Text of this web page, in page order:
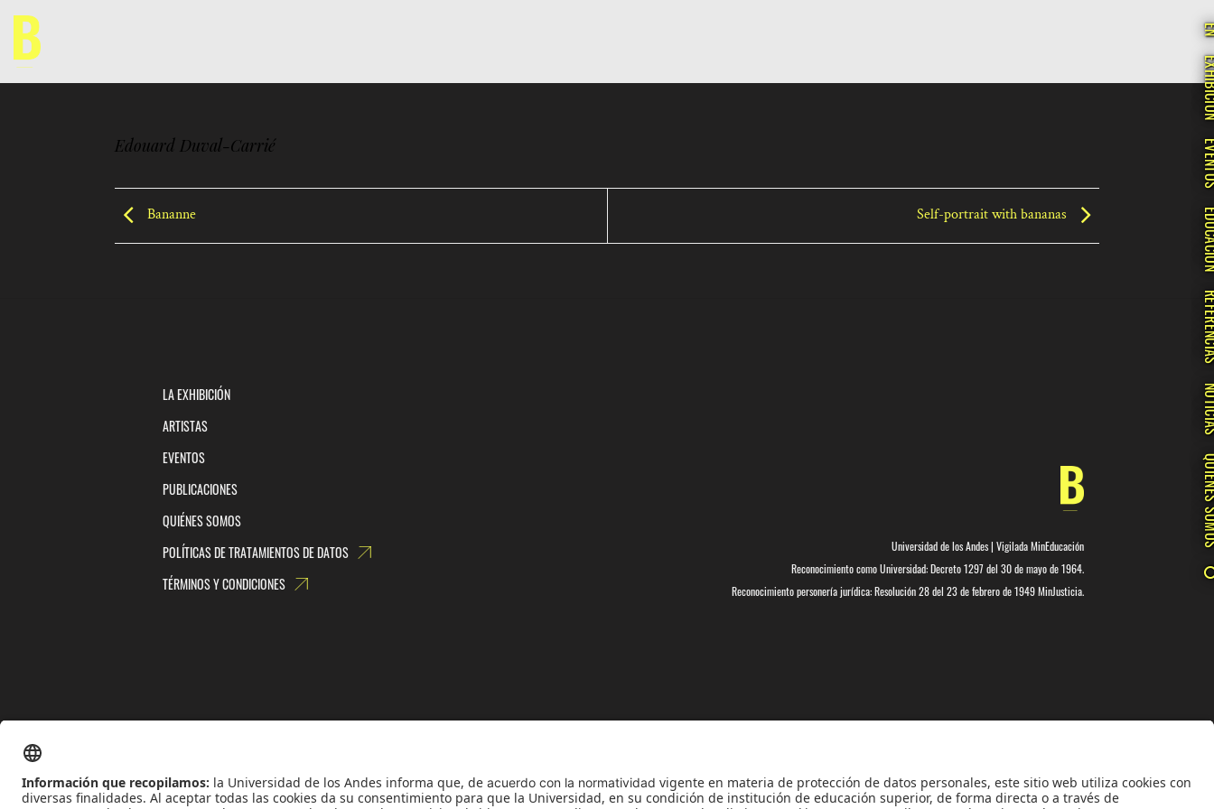
contenido
Edouard Duval-Carrié
Bananne Self-portrait with bananas
LA EXHIBICIÓN
ARTISTAS
EVENTOS
PUBLICACIONES
QUIÉNES SOMOS
POLÍTICAS DE TRATAMIENTOS DE DATOS
TÉRMINOS Y CONDICIONES
Universidad de los Andes | Vigilada MinEducación
Reconocimiento como Universidad: Decreto 1297 del 30 de mayo de 1964.
Reconocimiento personería jurídica: Resolución 28 del 23 de febrero de 1949 MinJusticia.